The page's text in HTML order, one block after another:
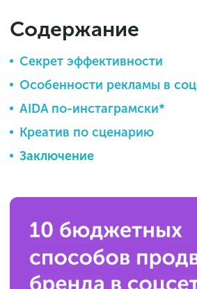
Содержание
Секрет эффективности
Особенности рекламы в
AIDA по-инстаграмски*
Креатив по сценарию
Заключение